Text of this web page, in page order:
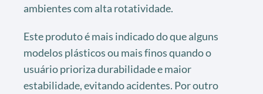
ambientes com alta rotatividade.
Este produto é mais indicado do que alguns
modelos plásticos ou mais finos quando o
usuário prioriza durabilidade e maior
estabilidade, evitando acidentes. Por outro